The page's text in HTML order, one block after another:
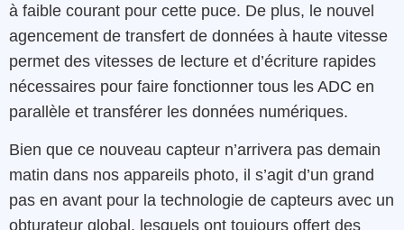
à faible courant pour cette puce. De plus, le nouvel
agencement de transfert de données à haute vitesse
permet des vitesses de lecture et d’écriture rapides
nécessaires pour faire fonctionner tous les ADC en
parallèle et transférer les données numériques.
Bien que ce nouveau capteur n’arrivera pas demain
matin dans nos appareils photo, il s’agit d’un grand
pas en avant pour la technologie de capteurs avec un
obturateur global, lesquels ont toujours offert des